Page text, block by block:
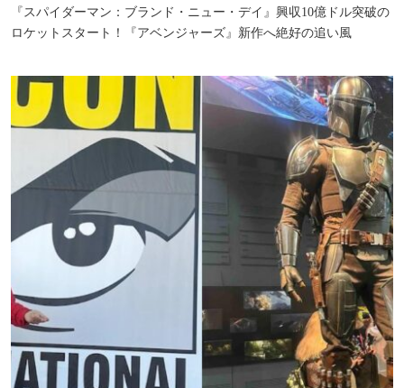
『スパイダーマン：ブランド・ニュー・デイ』興収10億ドル突破の
ロケットスタート！『アベンジャーズ』新作へ絶好の追い風